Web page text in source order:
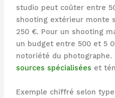
studio peut coûter entre
shooting extérieur monte
250 €. Pour un shooting
un budget entre 500 et 5
notoriété du
sources spécialisées et
Exemple chiffré selon